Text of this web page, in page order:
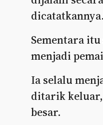
dicatatkannya.
Sementara
menjadi
Ia selalu
ditarik keluar,
besar.